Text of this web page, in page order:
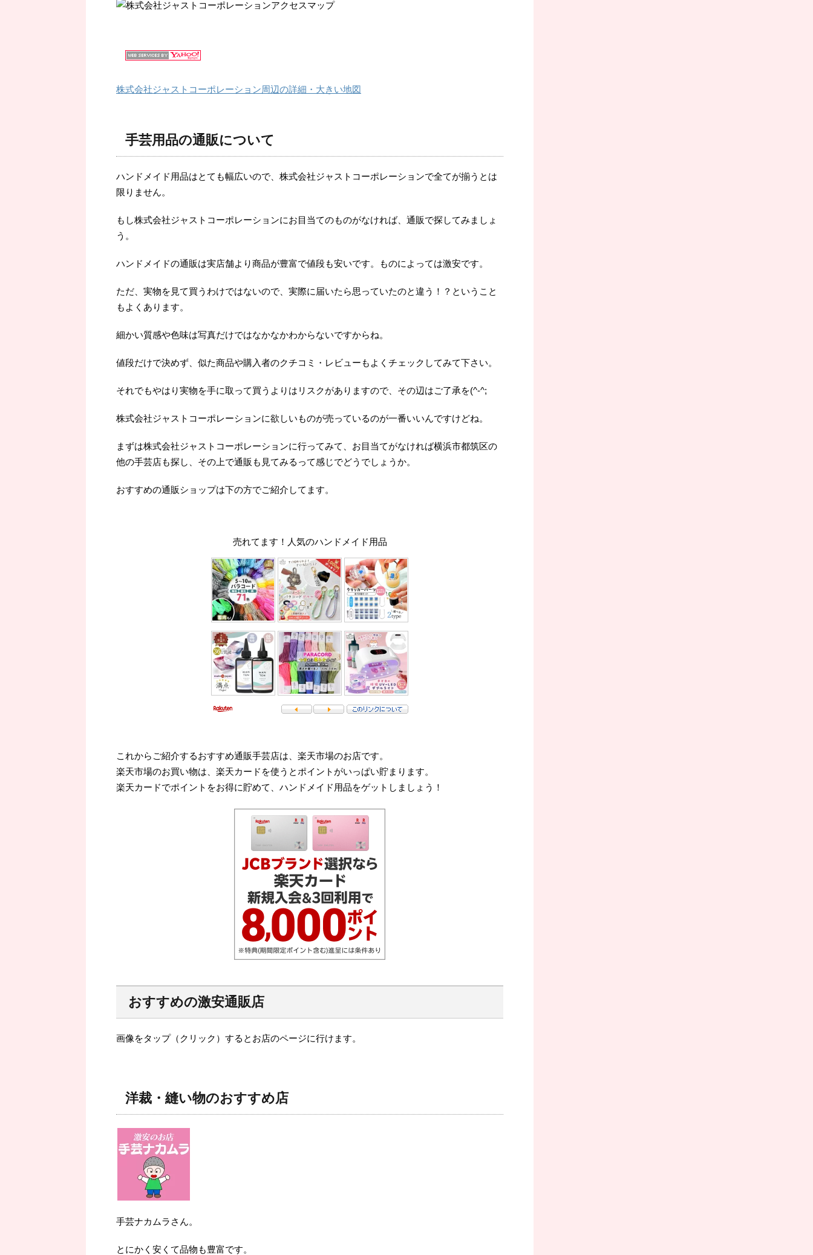
株式会社ジャストコーポレーション周辺の詳細・大きい地図
手芸用品の通販について
ハンドメイド用品はとても幅広いので、株式会社ジャストコーポレーションで全てが揃うとは
限りません。
もし株式会社ジャストコーポレーションにお目当てのものがなければ、通販で探してみましょ
う。
ハンドメイドの通販は実店舗より商品が豊富で値段も安いです。ものによっては激安です。
ただ、実物を見て買うわけではないので、実際に届いたら思っていたのと違う！？ということ
もよくあります。
細かい質感や色味は写真だけではなかなかわからないですからね。
値段だけで決めず、似た商品や購入者のクチコミ・レビューもよくチェックしてみて下さい。
それでもやはり実物を手に取って買うよりはリスクがありますので、その辺はご了承を(^-^;
株式会社ジャストコーポレーションに欲しいものが売っているのが一番いいんですけどね。
まずは株式会社ジャストコーポレーションに行ってみて、お目当てがなければ横浜市都筑区の
他の手芸店も探し、その上で通販も見てみるって感じでどうでしょうか。
おすすめの通販ショップは下の方でご紹介してます。
売れてます！人気のハンドメイド用品
これからご紹介するおすすめ通販手芸店は、楽天市場のお店です。
楽天市場のお買い物は、楽天カードを使うとポイントがいっぱい貯まります。
楽天カードでポイントをお得に貯めて、ハンドメイド用品をゲットしましょう！
おすすめの激安通販店
画像をタップ（クリック）するとお店のページに行けます。
洋裁・縫い物のおすすめ店
手芸ナカムラさん。
とにかく安くて品物も豊富です。